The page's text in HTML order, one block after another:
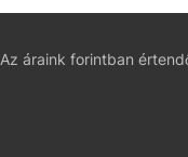
Az áraink forintban